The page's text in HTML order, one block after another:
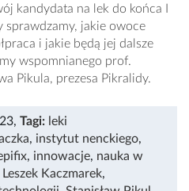
kandydata na lek do końca I
sprawdzamy, jakie owoce
i jakie będą jej dalsze
wspomnianego prof.
Pikula, prezesa Pikralidy.
, Tagi: leki
, instytut nenckiego,
, innowacje, nauka w
Leszek Kaczmarek,